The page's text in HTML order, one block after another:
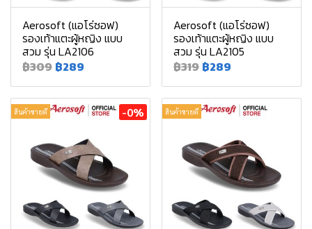
Aerosoft (แอโร่ซอฟ)
รองเท้าแตะผู้หญิง แบบ
สวม รุ่น LA2106
฿309 ฿289
Aerosoft (แอโร่ซอฟ)
รองเท้าแตะผู้หญิง แบบ
สวม รุ่น LA2105
฿319 ฿289
สินค้าขายดี -0% สินค้าขายดี